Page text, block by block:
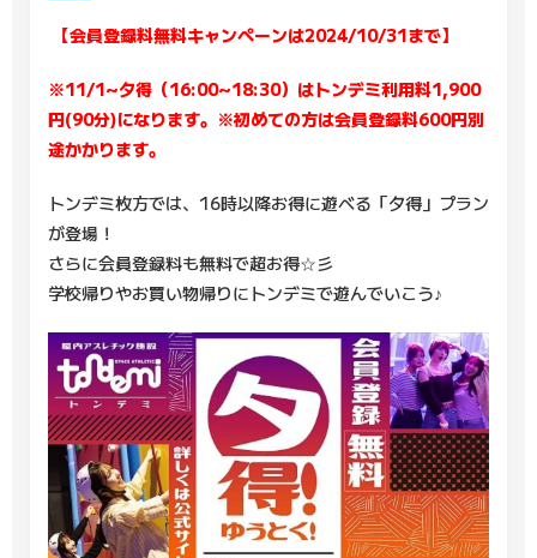
【会員登録料無料キャンペーンは2024/10/31まで】
※11/1~夕得（16:00~18:30）はトンデミ利用料1,900
円(90分)になります。※初めての方は会員登録料600円別
途かかります。
トンデミ枚方では、16時以降お得に遊べる「夕得」プラン
が登場！
さらに会員登録料も無料で超お得☆彡
学校帰りやお買い物帰りにトンデミで遊んでいこう♪